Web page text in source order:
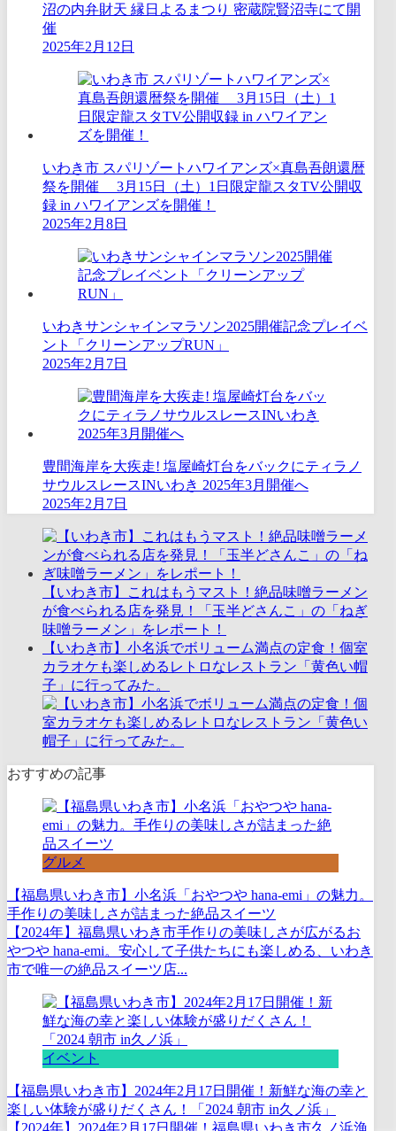
沼の内弁財天 縁日よるまつり 密蔵院賢沼寺にて開
催
2025年2月12日
いわき市 スパリゾートハワイアンズ×真島吾朗還暦
祭を開催 3月15日（土）1日限定龍スタTV公開収
録 in ハワイアンズを開催！
2025年2月8日
いわきサンシャインマラソン2025開催記念プレイベ
ント「クリーンアップRUN」
2025年2月7日
豊間海岸を大疾走! ​塩屋崎灯台をバックにティラノ
サウルスレースINいわき 2025年3月開催へ
2025年2月7日
【いわき市】これはもうマスト！絶品味噌ラーメン
が食べられる店を発見！「玉半どさんこ」の「ねぎ
味噌ラーメン」をレポート！
【いわき市】小名浜でボリューム満点の定食！個室
カラオケも楽しめるレトロなレストラン「黄色い帽
子」に行ってみた。
おすすめの記事
グルメ
【福島県いわき市】小名浜「おやつや hana-emi」の魅力。
手作りの美味しさが詰まった絶品スイーツ
【2024年】福島県いわき市手作りの美味しさが広がるお
やつや hana-emi。安心して子供たちにも楽しめる、いわき
市で唯一の絶品スイーツ店...
イベント
【福島県いわき市】2024年2月17日開催！新鮮な海の幸と
楽しい体験が盛りだくさん！「2024 朝市 in久ノ浜」
【2024年】2024年2月17日開催！福島県いわき市久ノ浜漁